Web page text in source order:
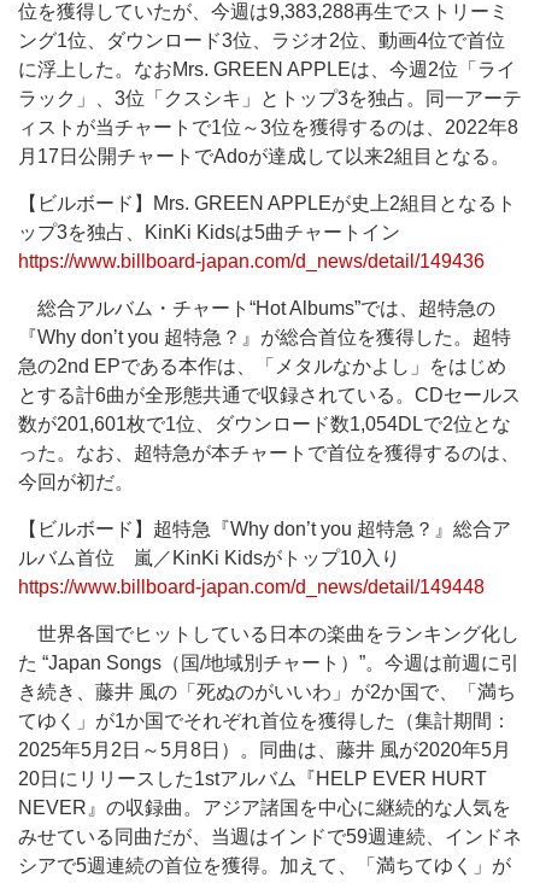
位を獲得していたが、今週は9,383,288再生でストリーミ
ング1位、ダウンロード3位、ラジオ2位、動画4位で首位
に浮上した。なおMrs. GREEN APPLEは、今週2位「ライ
ラック」、3位「クスシキ」とトップ3を独占。同一アーテ
ィストが当チャートで1位～3位を獲得するのは、2022年8
月17日公開チャートでAdoが達成して以来2組目となる。
【ビルボード】Mrs. GREEN APPLEが史上2組目となるト
ップ3を独占、KinKi Kidsは5曲チャートイン
https://www.billboard-japan.com/d_news/detail/149436
総合アルバム・チャート“Hot Albums”では、超特急の
『Why don’t you 超特急？』が総合首位を獲得した。超特
急の2nd EPである本作は、「メタルなかよし」をはじめ
とする計6曲が全形態共通で収録されている。CDセールス
数が201,601枚で1位、ダウンロード数1,054DLで2位とな
った。なお、超特急が本チャートで首位を獲得するのは、
今回が初だ。
【ビルボード】超特急『Why don’t you 超特急？』総合ア
ルバム首位 嵐／KinKi Kidsがトップ10入り
https://www.billboard-japan.com/d_news/detail/149448
世界各国でヒットしている日本の楽曲をランキング化し
た “Japan Songs（国/地域別チャート）”。今週は前週に引
き続き、藤井 風の「死ぬのがいいわ」が2か国で、「満ち
てゆく」が1か国でそれぞれ首位を獲得した（集計期間：
2025年5月2日～5月8日）。同曲は、藤井 風が2020年5月
20日にリリースした1stアルバム『HELP EVER HURT
NEVER』の収録曲。アジア諸国を中心に継続的な人気を
みせている同曲だが、当週はインドで59週連続、インドネ
シアで5週連続の首位を獲得。加えて、「満ちてゆく」が